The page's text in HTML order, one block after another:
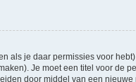
als je daar permissies voor
Je moet een titel voor de
door middel van een